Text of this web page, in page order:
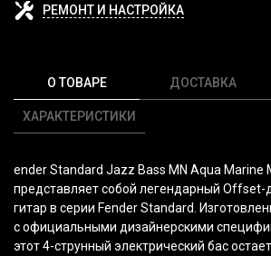
РЕМОНТ И НАСТРОЙКА
О ТОВАРЕ
ХАРАКТЕРИСТИКИ
ДОСТАВКА
ender Standard Jazz Bass MN Aqua Marine
представляет собой легендарный Offset-
гитар в серии Fender Standard.
с официальными дизайнерскими
этот 4-струнный электрический бас